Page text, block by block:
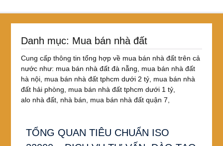
Danh mục: Mua bán nhà đất
Cung cấp thông tin tổng hợp về mua bán nhà đất trên cả
nước như: mua bán nhà đất đà nẵng, mua bán nhà đất
hà nội, mua bán nhà đất tphcm dưới 2 tỷ, mua bán nhà
đất hải phòng, mua bán nhà đất tphcm dưới 1 tỷ,
alo nhà đất, nhà bán, mua bán nhà đất quận 7,
TỔNG QUAN TIÊU CHUẨN ISO